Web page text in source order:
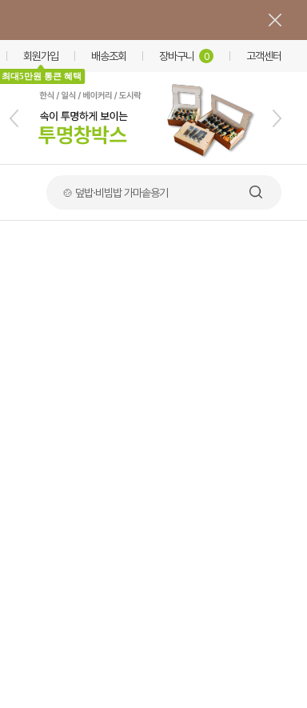
회원가입
최대5만원 통큰 혜택
배송조회 장바구니 0 고객센터
🍲 덮밥·비빔밥 가마솥용기